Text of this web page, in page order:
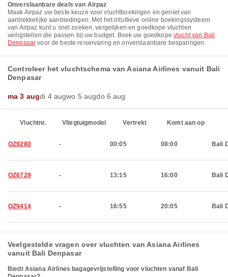
Onverslaanbare deals van Airpaz
Maak Airpaz uw beste keuze voor vluchtboekingen en geniet van
aantrekkelijke aanbiedingen. Met het intuïtieve online boekingssysteem
van Airpaz kunt u snel zoeken, vergelijken en goedkope vluchten
veiligstellen die passen bij uw budget. Boek uw goedkope vlucht van Bali
Denpasar voor de beste reiservaring en onverslaanbare besparingen.
Controleer het vluchtschema van Asiana Airlines vanuit Bali
Denpasar
ma 3 augdi 4 augwo 5 augdo 6 aug
Vluchtnr. Vliegtuigmodel Vertrekt Komt aan op
OZ9280 - 00:05 08:00 Bali
OZ6729 - 13:15 16:00 Bali
OZ9414 - 16:55 20:05 Bali
Veelgestelde vragen over vluchten van Asiana Airlines
vanuit Bali Denpasar
Biedt Asiana Airlines bagagevrijstelling voor vluchten vanaf Bali